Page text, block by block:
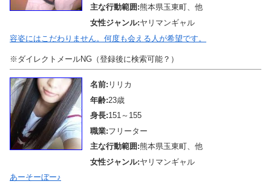
主な行動範囲:熊本県玉東町、他
女性ジャンル:ヤリマンギャル
容姿にはこだわりません。何度も会える人が希望です。
※ダイレクトメールNG（登録後に検索可能？）
名前: リリカ
年齢:23歳
身長:151～155
職業:フリーター
主な行動範囲:熊本県玉東町、他
女性ジャンル:ヤリマンギャル
あーそーぼー♪